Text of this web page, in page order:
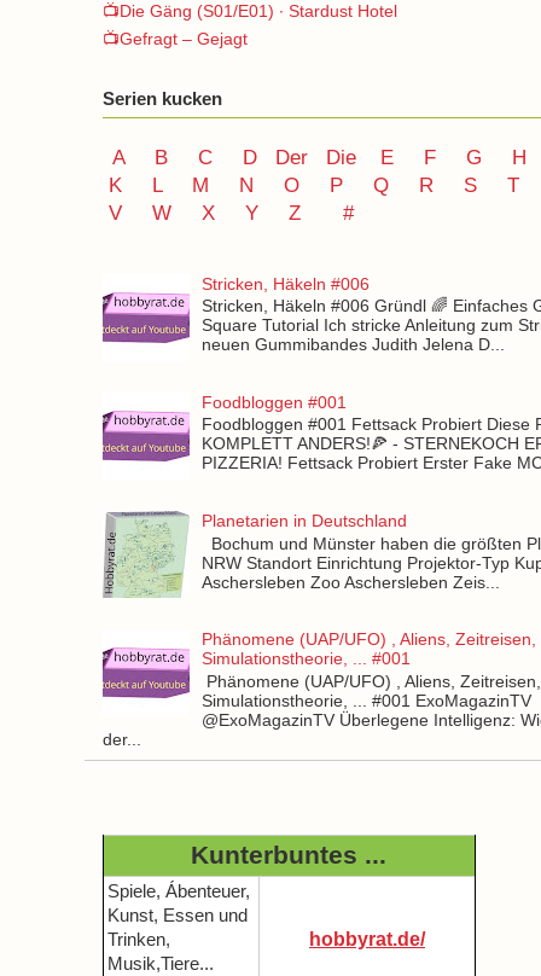
📺Die Gäng (S01/E01) ∙ Stardust Hotel
📺Gefragt – Gejagt
Serien kucken
A B C D Der Die E F G
H
K
L M N O P Q R S
T
V
W X Y Z #
Stricken, Häkeln #006
Stricken, Häkeln #006 Gründl 🌈 Einfaches
Square Tutorial Ich stricke Anleitung zum
neuen Gummibandes Judith Jelena D...
Foodbloggen #001
Foodbloggen #001 Fettsack Probiert Diese
KOMPLETT ANDERS!🍕 - STERNEKOCH
PIZZERIA! Fettsack Probiert Erster Fake
Planetarien in Deutschland
Bochum und Münster haben die größten
NRW Standort Einrichtung Projektor-Typ
Aschersleben Zoo Aschersleben Zeis...
Phänomene (UAP/UFO) , Aliens, Zeitreisen,
Simulationstheorie, ... #001
Phänomene (UAP/UFO) , Aliens, Zeitreisen,
Simulationstheorie, ... #001 ExoMagazinTV
@ExoMagazinTV Überlegene Intelligenz:
der...
Kunterbuntes ...
Spiele, Ábenteuer,
Kunst, Essen und
Trinken,
Musik,Tiere...
hobbyrat.de/